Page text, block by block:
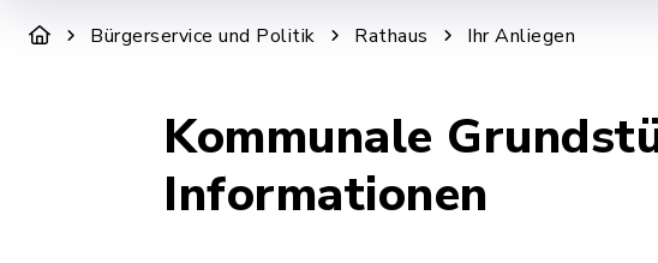
Bürgerservice und Politik Rathaus Ihr Anliegen
Kommunale
Informationen